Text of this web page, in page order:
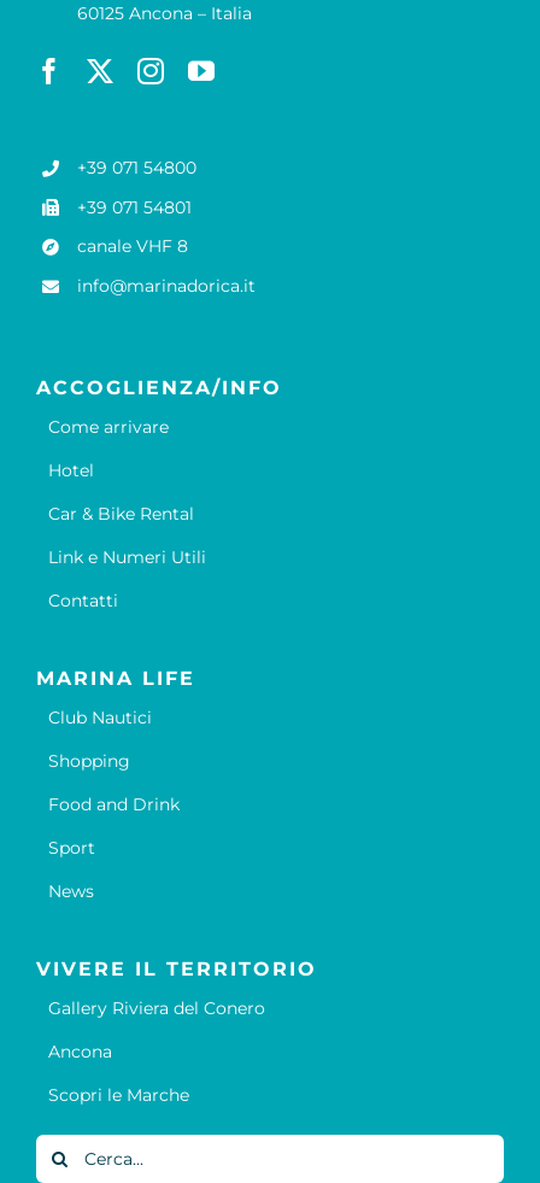
60125 Ancona – Italia
+39 071 54800
+39 071 54801
canale VHF 8
info@marinadorica.it
ACCOGLIENZA/INFO
Come arrivare
Hotel
Car & Bike Rental
Link e Numeri Utili
Contatti
MARINA LIFE
Club Nautici
Shopping
Food and Drink
Sport
News
VIVERE IL TERRITORIO
Gallery Riviera del Conero
Ancona
Scopri le Marche
Cerca